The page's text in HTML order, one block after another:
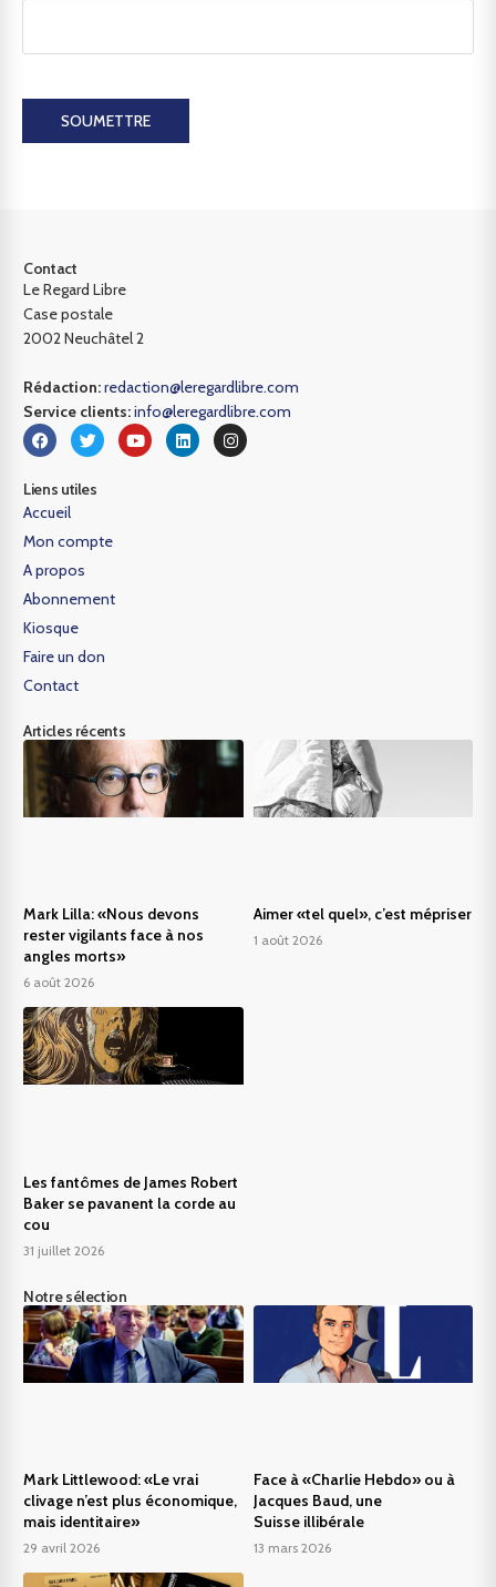
SOUMETTRE
Contact
Le Regard Libre
Case postale
2002 Neuchâtel 2
Rédaction:redaction@leregardlibre.com
Service clients:info@leregardlibre.com
Liens utiles
Accueil
Mon compte
A propos
Abonnement
Kiosque
Faire un don
Contact
Articles récents
Mark Lilla: «Nous devons
rester vigilants face à nos
angles morts»
6 août 2026
Aimer «tel quel», c’est mépriser
1 août 2026
Les fantômes de James Robert
Baker se pavanent la corde au
cou
31 juillet 2026
Notre sélection
Mark Littlewood: «Le vrai
clivage n’est plus économique,
mais identitaire»
29 avril 2026
Face à «Charlie Hebdo» ou à
Jacques Baud, une
Suisse illibérale
13 mars 2026